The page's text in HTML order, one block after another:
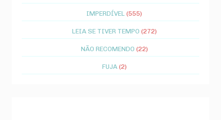
IMPERDÍVEL (555)
LEIA SE TIVER TEMPO (272)
NÃO RECOMENDO (22)
FUJA (2)